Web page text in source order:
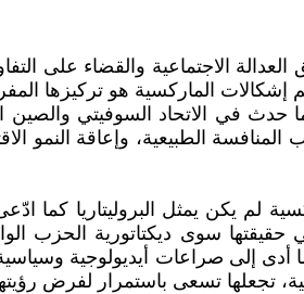
الاجتماعية والقضاء على
الماركسية هو تركيزها
حدث في الاتحاد السوفيتي
الطبيعية، وإعاقة النمو
لم يكن يمثل البروليتاريا
حقيقتها سوى ديكتاتورية الحزب
إلى صراعات أيديولوجية
تجعلها تسعى باستمرار لفرض